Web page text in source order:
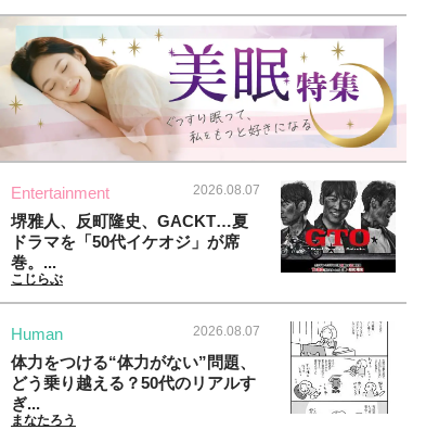
Entertainment 2026.08.07
堺雅人、反町隆史、GACKT…夏
ドラマを「50代イケオジ」が席
巻。...
こじらぶ
Human 2026.08.07
体力をつける“体力がない”問題、
どう乗り越える？50代のリアルす
ぎ...
まなたろう